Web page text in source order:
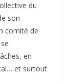
du
son
comité de
en
et surtout